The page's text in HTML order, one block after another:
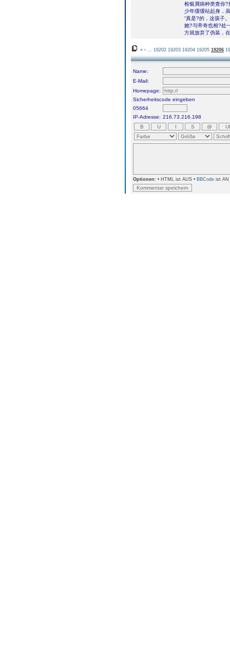
检银屑病种类查你?
少年缓缓站起身，
“真是?的，这孩子
她?与帝奇也相?处
方就放弃了伪装，
« ‹ 19202 19203 19204 19205 19206
Name:
E-Mail:
Homepage:
Sicherheitscode eingeben
05664
IP-Adresse: 216.73.216.198
Optionen: • HTML ist AUS • BBCode ist AN